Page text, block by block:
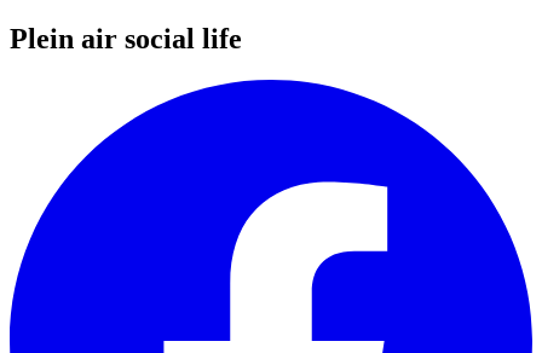
Plein air social life